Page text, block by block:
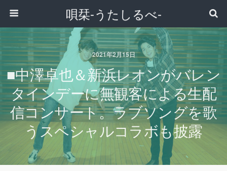
唄栞-うたしるべ-
2021年2月15日
■中澤卓也＆新浜レオンがバレン
タインデーに無観客による生配
信コンサート。ラブソングを歌
うスペシャルコラボも披露